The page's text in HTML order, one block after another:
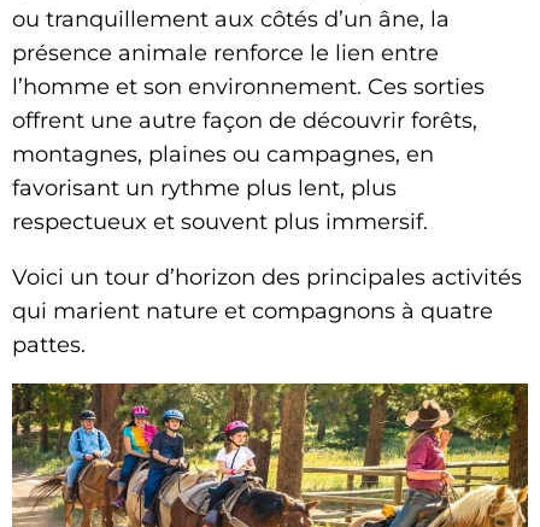
ou tranquillement aux côtés d’un âne, la
présence animale renforce le lien entre
l’homme et son environnement. Ces sorties
offrent une autre façon de découvrir forêts,
montagnes, plaines ou campagnes, en
favorisant un rythme plus lent, plus
respectueux et souvent plus immersif.
Voici un tour d’horizon des principales activités
qui marient nature et compagnons à quatre
pattes.